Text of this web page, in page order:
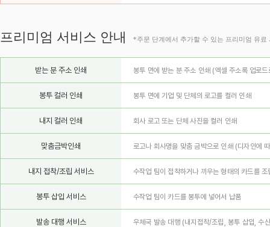
프리미엄 서비스 안내 *주문 단계에서 추가할 수 있는 프리미엄 유료
받는 분 주소 인쇄 봉투 면에 받는 분 주소 인쇄 (엑셀 주소록 업로
봉투 컬러 인쇄 봉투 면에 기업 및 단체의 로고를 컬러 인쇄
내지 컬러 인쇄 회사 로고 또는 단체 사진을 컬러 인쇄
맞춤금박인쇄 로고나 회사명을 맞춤 금박으로 인쇄 (디자인에
내지 접착/조립 서비스 수작업 팀이 접착하거나 끼우는 형태의 카드를 조
봉투 삽입 서비스 수작업 팀이 카드를 봉투에 넣어서 납품
발송 대행 서비스 우체국 발송 대행 (내지접착/조립, 봉투 삽입, 수